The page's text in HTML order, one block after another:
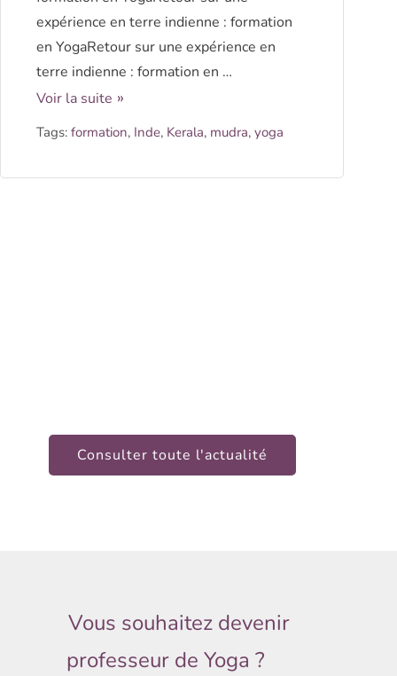
expérience en terre indienne : formation
en YogaRetour sur une expérience en
terre indienne : formation en …
Voir la suite
Tags: formation, Inde, Kerala, mudra, yoga
Consulter toute l'actualité
Vous souhaitez devenir
professeur de Yoga ?